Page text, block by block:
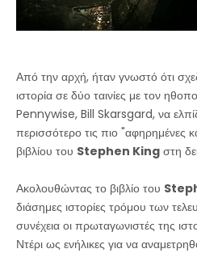
Από την αρχή, ήταν γνωστό ότι
ιστορία σε δύο ταινίες με τον
Pennywise, Bill Skarsgard, να
περισσότερο τις πιο "αφηρημένες
βιβλίου του Stephen King στη
Ακολουθώντας το βιβλίο του
διάσημες ιστορίες τρόμου των
συνέχεια οι πρωταγωνιστές της
Ντέρι ως ενήλικες για να